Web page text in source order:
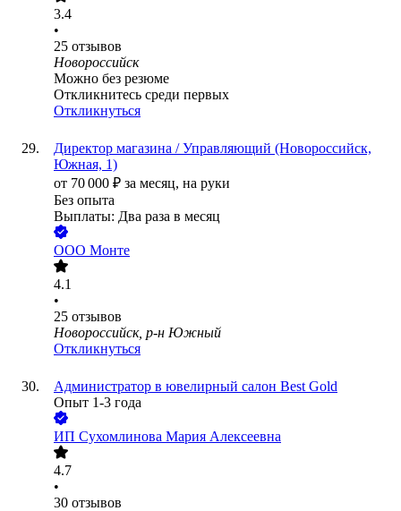
3.4
•
25 отзывов
Новороссийск
Можно без резюме
Откликнитесь среди первых
Откликнуться
Директор магазина / Управляющий (Новороссийск,
Южная, 1)
от 70 000 ₽ за месяц, на руки
Без опыта
Выплаты: Два раза в месяц
ООО Монте
4.1
•
25 отзывов
Новороссийск, р-н Южный
Откликнуться
Администратор в ювелирный салон Best Gold
Опыт 1-3 года
ИП Сухомлинова Мария Алексеевна
4.7
•
30 отзывов